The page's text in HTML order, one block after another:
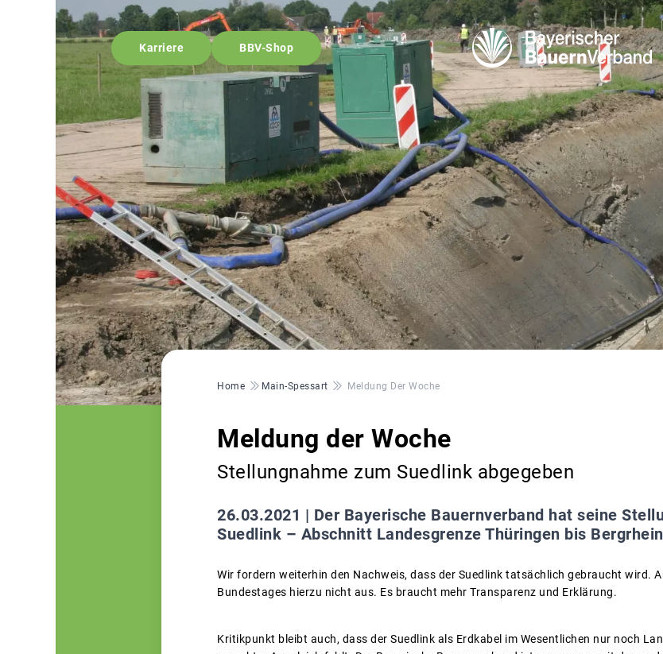
Karriere BBV-Shop
Pfadnavigation
Home Main-Spessart Meldung Der Woche
Meldung der Woche
Stellungnahme zum Suedlink abgegeben
26.03.2021 | Der Bayerische Bauernverband hat seine
Suedlink – Abschnitt Landesgrenze Thüringen bis
Wir fordern weiterhin den Nachweis, dass der Suedlink tatsächlich gebraucht wird.
Bundestages hierzu nicht aus. Es braucht mehr Transparenz und Erklärung.
Kritikpunkt bleibt auch, dass der Suedlink als Erdkabel im Wesentlichen nur noch